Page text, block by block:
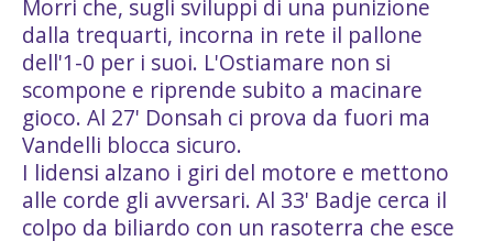
Morri che, sugli sviluppi di una punizione
dalla trequarti, incorna in rete il pallone
dell'1-0 per i suoi. L'Ostiamare non si
scompone e riprende subito a macinare
gioco. Al 27' Donsah ci prova da fuori ma
Vandelli blocca sicuro.
I lidensi alzano i giri del motore e mettono
alle corde gli avversari. Al 33' Badje cerca il
colpo da biliardo con un rasoterra che esce